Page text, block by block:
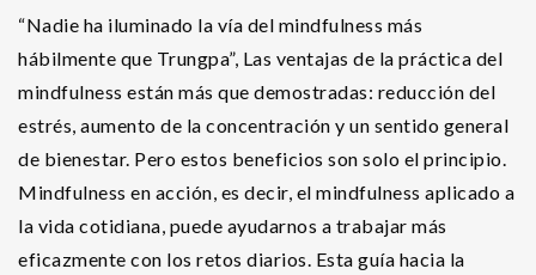
“Nadie ha iluminado la vía del mindfulness más
hábilmente que Trungpa”, Las ventajas de la práctica del
mindfulness están más que demostradas: reducción del
estrés, aumento de la concentración y un sentido general
de bienestar. Pero estos beneficios son solo el principio.
Mindfulness en acción, es decir, el mindfulness aplicado a
la vida cotidiana, puede ayudarnos a trabajar más
eficazmente con los retos diarios. Esta guía hacia la